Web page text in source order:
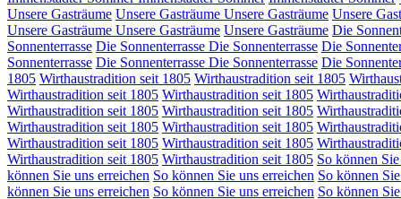
Unsere Gasträume Unsere Gasträume Unsere Gasträume Unsere
Unsere Gasträume Unsere Gasträume Unsere Gasträume Die
Sonnenterrasse Die Sonnenterrasse Die Sonnenterrasse Die
Sonnenterrasse Die Sonnenterrasse Die Sonnenterrasse Die
1805 Wirthaustradition seit 1805 Wirthaustradition seit 1805
Wirthaustradition seit 1805 Wirthaustradition seit 1805
Wirthaustradition seit 1805 Wirthaustradition seit 1805
Wirthaustradition seit 1805 Wirthaustradition seit 1805
Wirthaustradition seit 1805 Wirthaustradition seit 1805
Wirthaustradition seit 1805 Wirthaustradition seit 1805 So können
können Sie uns erreichen So können Sie uns erreichen So können
können Sie uns erreichen So können Sie uns erreichen So können